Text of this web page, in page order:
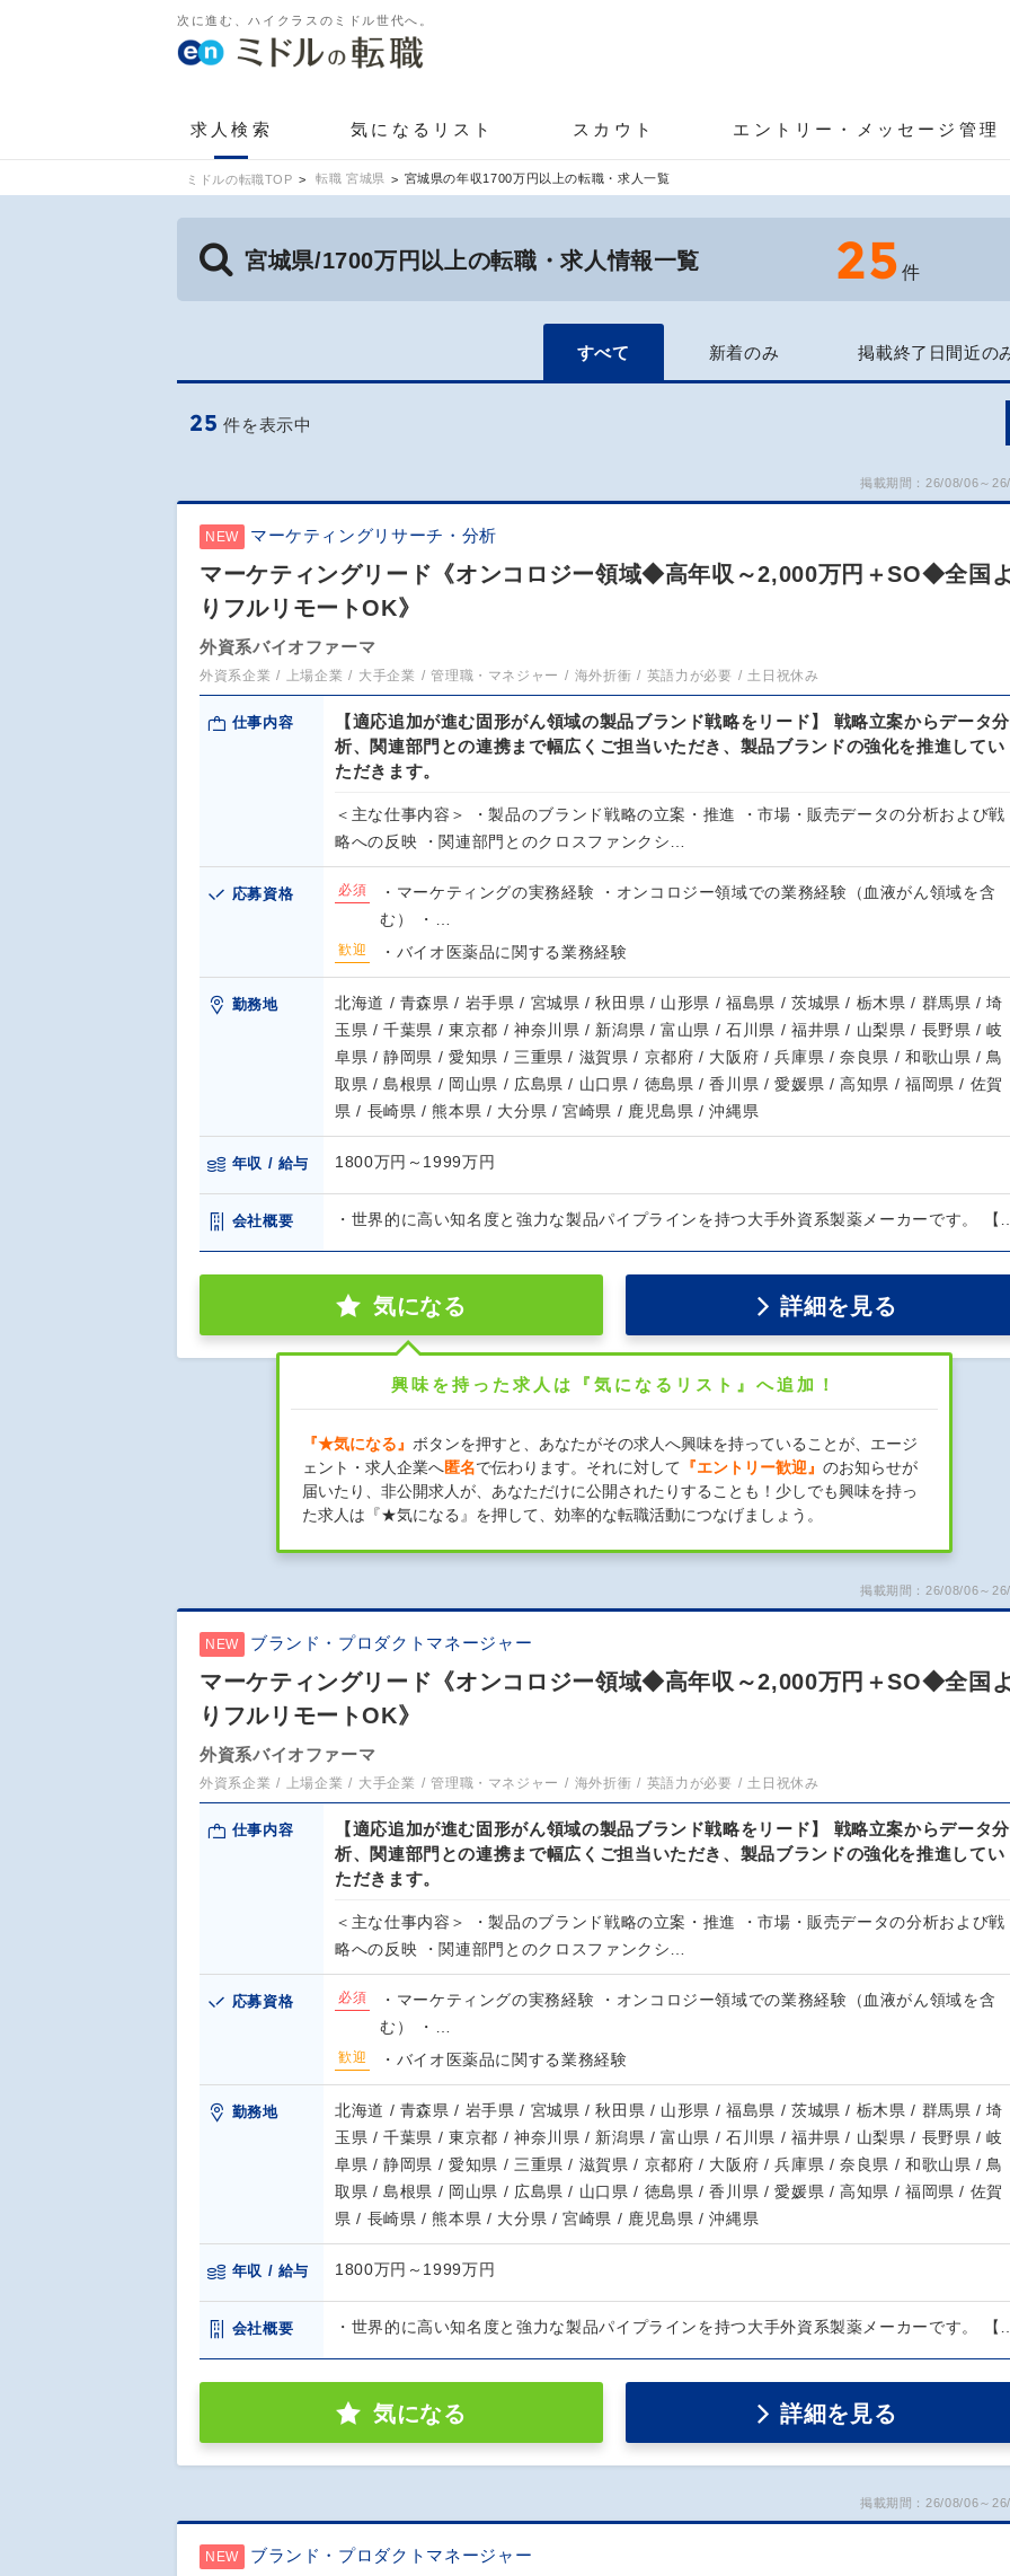
次に進む、ハイクラスのミドル世代へ。
求人検索 気になるリスト スカウト エントリー・メッセージ管理
ミドルの転職TOP 転職 宮城県 宮城県の年収1700万円以上の転職・求人一覧
宮城県/1700万円以上の転職・求人情報一覧 25 件
すべて 新着のみ 掲載終了日間近の
25 件を表示中
掲載期間：26/08/06～
NEW マーケティングリサーチ・分析
マーケティングリード《オンコロジー領域◆高年収～2,000万円＋SO◆全国
りフルリモートOK》
外資系バイオファーマ
外資系企業 上場企業 大手企業 管理職・マネジャー 海外折衝 英語力が必要 土日祝休み
仕事内容
【適応追加が進む固形がん領域の製品ブランド戦略をリード】 戦略立案からデータ分
析、関連部門との連携まで幅広くご担当いただき、製品ブランドの強化を推進してい
ただきます。
＜主な仕事内容＞ ・製品のブランド戦略の立案・推進 ・市場・販売データの分析および戦
略への反映 ・関連部門とのクロスファンクシ…
応募資格 必須
・マーケティングの実務経験 ・オンコロジー領域での業務経験（血液がん領域を含
む） ・…
歓迎 ・バイオ医薬品に関する業務経験
勤務地
北海道 / 青森県 / 岩手県 / 宮城県 / 秋田県 / 山形県 / 福島県 / 茨城県 / 栃木県 / 群馬県 / 埼
玉県 / 千葉県 / 東京都 / 神奈川県 / 新潟県 / 富山県 / 石川県 / 福井県 / 山梨県 / 長野県 / 岐
阜県 / 静岡県 / 愛知県 / 三重県 / 滋賀県 / 京都府 / 大阪府 / 兵庫県 / 奈良県 / 和歌山県 / 鳥
取県 / 島根県 / 岡山県 / 広島県 / 山口県 / 徳島県 / 香川県 / 愛媛県 / 高知県 / 福岡県 / 佐賀
県 / 長崎県 / 熊本県 / 大分県 / 宮崎県 / 鹿児島県 / 沖縄県
年収 / 給与 1800万円～1999万円
会社概要 ・世界的に高い知名度と強力な製品パイプラインを持つ大手外資系製薬メーカーです。
気になる 詳細を見る
興味を持った求人は『気になるリスト』へ追加！
『★気になる』 ボタンを押すと、あなたがその求人へ興味を持っていることが、エージ
ェント・求人企業へ匿名で伝わります。それに対して 『エントリー歓迎』 のお知らせが
届いたり、非公開求人が、あなただけに公開されたりすることも！少しでも興味を持っ
た求人は『★気になる』を押して、効率的な転職活動につなげましょう。
掲載期間：26/08/06～
NEW ブランド・プロダクトマネージャー
マーケティングリード《オンコロジー領域◆高年収～2,000万円＋SO◆全国
りフルリモートOK》
外資系バイオファーマ
外資系企業 上場企業 大手企業 管理職・マネジャー 海外折衝 英語力が必要 土日祝休み
仕事内容
【適応追加が進む固形がん領域の製品ブランド戦略をリード】 戦略立案からデータ分
析、関連部門との連携まで幅広くご担当いただき、製品ブランドの強化を推進してい
ただきます。
＜主な仕事内容＞ ・製品のブランド戦略の立案・推進 ・市場・販売データの分析および戦
略への反映 ・関連部門とのクロスファンクシ…
応募資格 必須
・マーケティングの実務経験 ・オンコロジー領域での業務経験（血液がん領域を含
む） ・…
歓迎 ・バイオ医薬品に関する業務経験
勤務地
北海道 / 青森県 / 岩手県 / 宮城県 / 秋田県 / 山形県 / 福島県 / 茨城県 / 栃木県 / 群馬県 / 埼
玉県 / 千葉県 / 東京都 / 神奈川県 / 新潟県 / 富山県 / 石川県 / 福井県 / 山梨県 / 長野県 / 岐
阜県 / 静岡県 / 愛知県 / 三重県 / 滋賀県 / 京都府 / 大阪府 / 兵庫県 / 奈良県 / 和歌山県 / 鳥
取県 / 島根県 / 岡山県 / 広島県 / 山口県 / 徳島県 / 香川県 / 愛媛県 / 高知県 / 福岡県 / 佐賀
県 / 長崎県 / 熊本県 / 大分県 / 宮崎県 / 鹿児島県 / 沖縄県
年収 / 給与 1800万円～1999万円
会社概要 ・世界的に高い知名度と強力な製品パイプラインを持つ大手外資系製薬メーカーです。
気になる 詳細を見る
掲載期間：26/08/06～
NEW ブランド・プロダクトマネージャー